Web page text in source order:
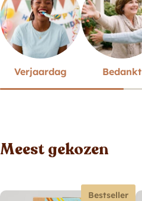
Verjaardag Bedankt
Meest gekozen
Bestseller